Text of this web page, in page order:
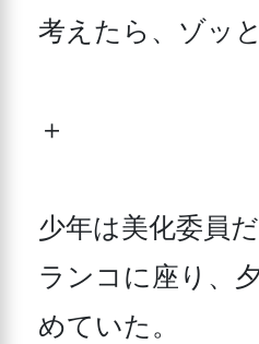
考えたら、ゾッ
＋
少年は美化委員
ランコに座り、
めていた。